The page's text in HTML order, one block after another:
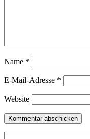
Name *
E-Mail-Adresse *
Website